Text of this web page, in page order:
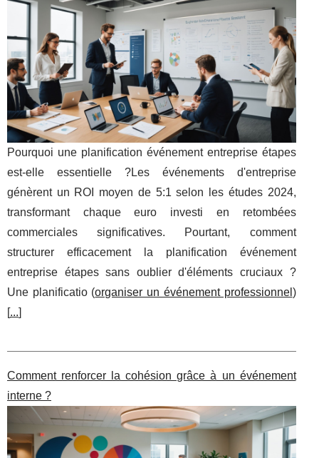
Pourquoi une planification événement entreprise étapes
est-elle essentielle ?Les événements d'entreprise
génèrent un ROI moyen de 5:1 selon les études 2024,
transformant chaque euro investi en retombées
commerciales significatives. Pourtant, comment
structurer efficacement la planification événement
entreprise étapes sans oublier d'éléments cruciaux ?
Une planificatio (organiser un événement professionnel )
[...]
Comment renforcer la cohésion grâce à un événement
interne ?